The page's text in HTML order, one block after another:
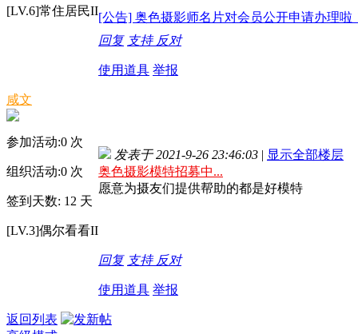
[LV.6]常住居民II[公告] 奥色摄影师名片对会员公开申请办理啦
回复 支持 反对
使用道具 举报
咸文
参加活动:0 次
组织活动:0 次
签到天数: 12 天
[LV.3]偶尔看看II
发表于 2021-9-26 23:46:03 | 显示全部楼层
奥色摄影模特招募中...
愿意为摄友们提供帮助的都是好模特
回复 支持 反对
使用道具 举报
返回列表